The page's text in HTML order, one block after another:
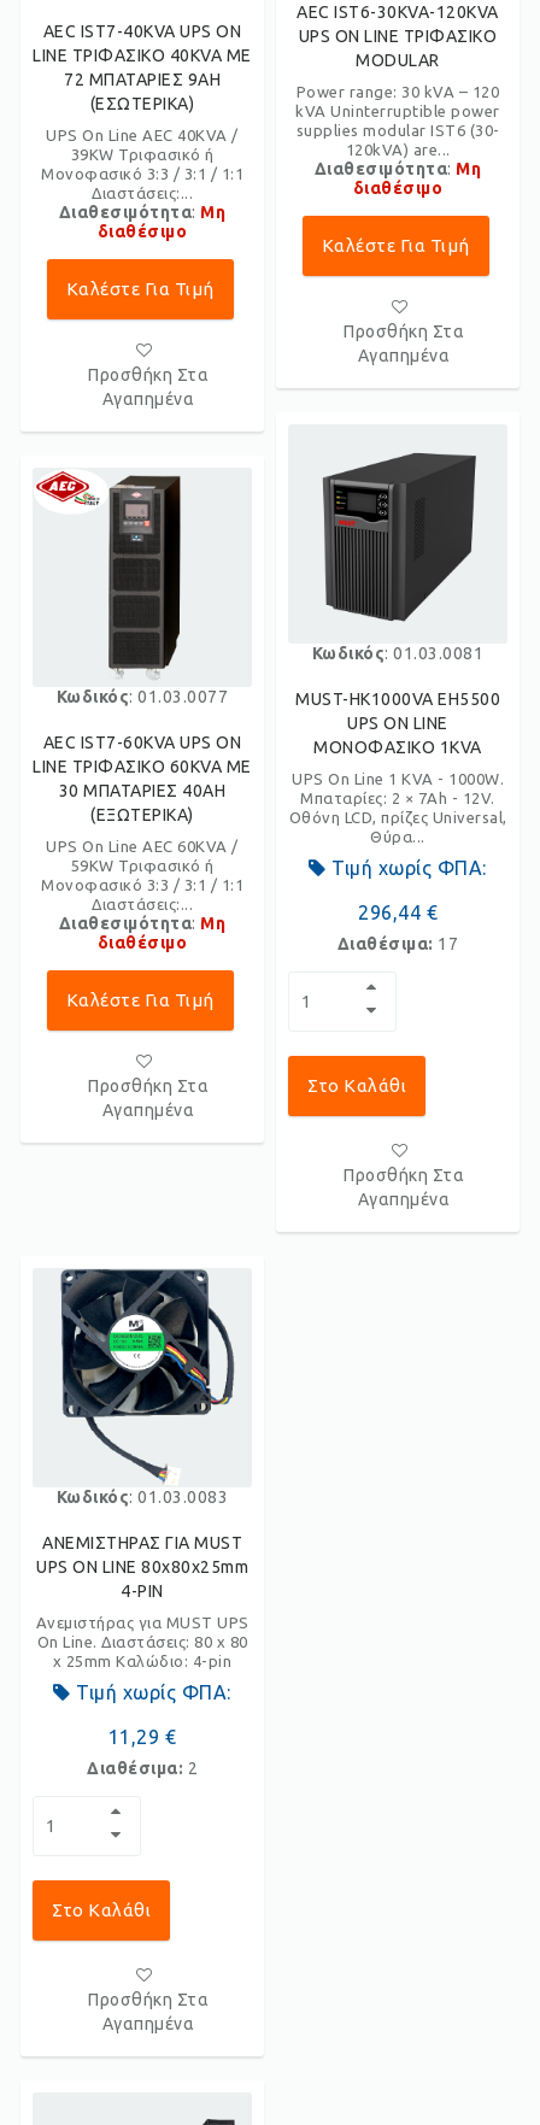
AEC IST7-40KVA UPS ON
LINE ΤΡΙΦΑΣΙΚΟ 40KVA ΜΕ
72 ΜΠΑΤΑΡΙΕΣ 9AH
(ΕΣΩΤΕΡΙΚΑ)
UPS On Line AEC 40KVA /
39KW Τριφασικό ή
Μονοφασικό 3:3 / 3:1 / 1:1
Διαστάσεις:...
Διαθεσιμότητα: Μη
διαθέσιμο
Καλέστε Για Τιμή
Προσθήκη Στα
Αγαπημένα
Κωδικός: 01.03.0077
AEC IST7-60KVA UPS ON
LINE ΤΡΙΦΑΣΙΚΟ 60KVA ME
30 ΜΠΑΤΑΡΙΕΣ 40AH
(ΕΞΩΤΕΡΙΚΑ)
UPS On Line AEC 60KVA /
59KW Τριφασικό ή
Μονοφασικό 3:3 / 3:1 / 1:1
Διαστάσεις:...
Διαθεσιμότητα: Μη
διαθέσιμο
Καλέστε Για Τιμή
Προσθήκη Στα
Αγαπημένα
AEC IST6-30KVA-120KVA
UPS ON LINE ΤΡΙΦΑΣΙΚΟ
MODULAR
Power range: 30 kVA – 120
kVA Uninterruptible power
supplies modular IST6 (30-
120kVA) are...
Διαθεσιμότητα: Μη
διαθέσιμο
Καλέστε Για Τιμή
Προσθήκη Στα
Αγαπημένα
Κωδικός: 01.03.0081
MUST-HK1000VA EH5500
UPS ON LINE
ΜΟΝΟΦΑΣΙΚΟ 1KVA
UPS On Line 1 KVA - 1000W.
Μπαταρίες: 2 × 7Ah - 12V.
Οθόνη LCD, πρίζες Universal,
Θύρα...
Τιμή χωρίς ΦΠΑ:
296,44 €
Διαθέσιμα: 17
Στο Καλάθι
Προσθήκη Στα
Αγαπημένα
Κωδικός: 01.03.0083
ΑΝΕΜΙΣΤΗΡΑΣ ΓΙΑ MUST
UPS ON LINE 80x80x25mm
4-PIN
Ανεμιστήρας για MUST UPS
On Line. Διαστάσεις: 80 x 80
x 25mm Καλώδιο: 4-pin
Τιμή χωρίς ΦΠΑ:
11,29 €
Διαθέσιμα: 2
Στο Καλάθι
Προσθήκη Στα
Αγαπημένα